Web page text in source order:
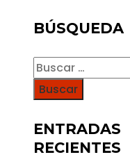
BÚSQUEDA
Buscar:
ENTRADAS
RECIENTES